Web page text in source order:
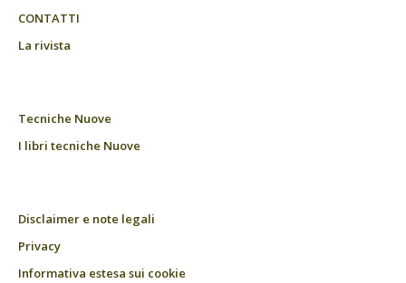
CONTATTI
La rivista
Tecniche Nuove
I libri tecniche Nuove
Disclaimer e note legali
Privacy
Informativa estesa sui cookie